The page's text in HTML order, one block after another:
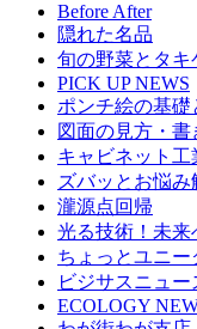
Before After
隠れた名品
旬の野菜とタキ
PICK UP NEWS
ポンチ絵の基礎
図面の見方・書
キャビネット
ズバッとお悩み
瀧源点回帰
光る技術！未来
ちょっとユニー
ビジサスニュー
ECOLOGY